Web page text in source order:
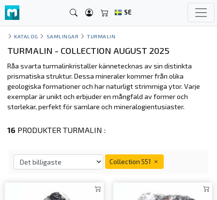
SE
KATALOG SAMLINGAR TURMALIN
TURMALIN - COLLECTION AUGUST 2025
Råa svarta turmalinkristaller kännetecknas av sin distinkta
prismatiska struktur. Dessa mineraler kommer från olika
geologiska formationer och har naturligt strimmiga ytor. Varje
exemplar är unikt och erbjuder en mångfald av former och
storlekar, perfekt för samlare och mineralogientusiaster.
16 PRODUKTER TURMALIN :
Collection 551